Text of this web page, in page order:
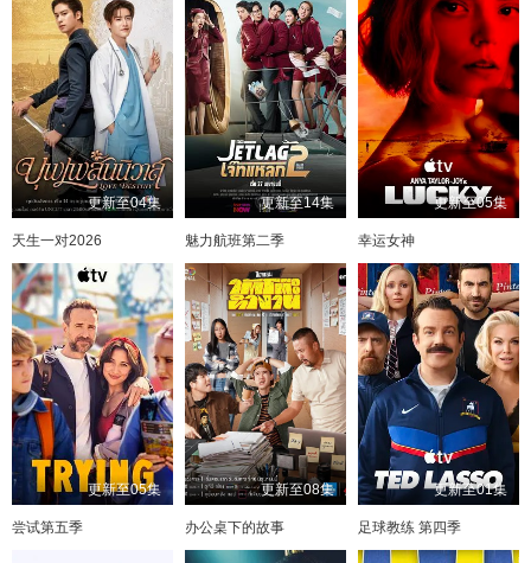
更新至04集
天生一对2026
更新至14集
魅力航班第二季
更新至05集
幸运女神
更新至05集
尝试第五季
更新至08集
办公桌下的故事
更新至01集
足球教练 第四季